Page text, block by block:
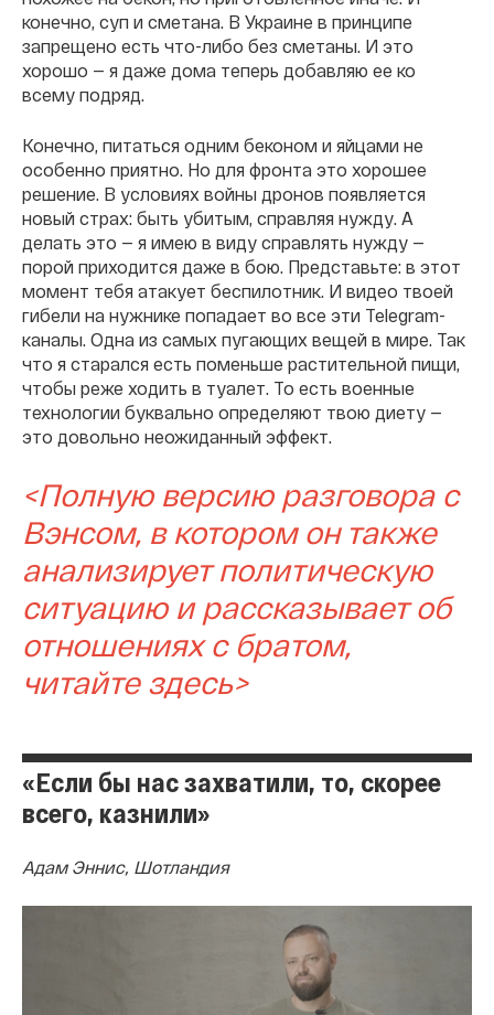
конечно, суп и сметана. В Украине в принципе
запрещено есть что-либо без сметаны. И это
хорошо — я даже дома теперь добавляю ее ко
всему подряд.
Конечно, питаться одним беконом и яйцами не
особенно приятно. Но для фронта это хорошее
решение. В условиях войны дронов появляется
новый страх: быть убитым, справляя нужду. А
делать это — я имею в виду справлять нужду —
порой приходится даже в бою. Представьте: в этот
момент тебя атакует беспилотник. И видео твоей
гибели на нужнике попадает во все эти Telegram-
каналы. Одна из самых пугающих вещей в мире. Так
что я старался есть поменьше растительной пищи,
чтобы реже ходить в туалет. То есть военные
технологии буквально определяют твою диету —
это довольно неожиданный эффект.
<Полную версию разговора с
Вэнсом, в котором он также
анализирует политическую
ситуацию и рассказывает об
отношениях с братом,
читайте здесь>
«Если бы нас захватили, то, скорее
всего, казнили»
Адам Эннис, Шотландия